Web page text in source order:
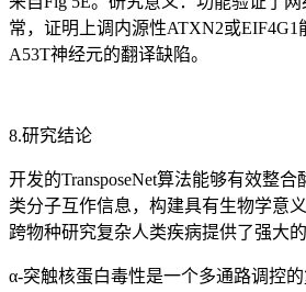
常，证明上调内源性ATXN2或EIF4G1
A53T神经元的翻译缺陷。
8.研究结论
开发的TransposeNet算法能够有效整
类分子互作信息，构建具有生物学意
跨物种研究复杂人类疾病提供了强大的
α-突触核蛋白毒性是一个多通路调控